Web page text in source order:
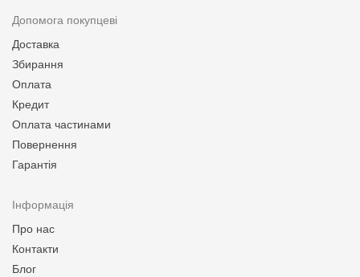
Допомога покупцеві
Доставка
Збирання
Оплата
Кредит
Оплата частинами
Повернення
Гарантія
Інформація
Про нас
Контакти
Блог